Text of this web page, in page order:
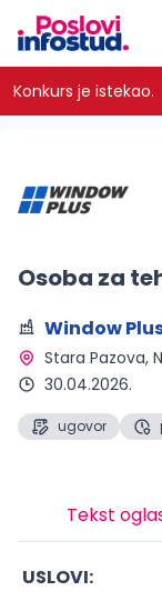
Konkurs je istekao.
Osoba za
Window
Stara Pazova,
30.04.2026.
ugovor
Tekst
USLOVI: